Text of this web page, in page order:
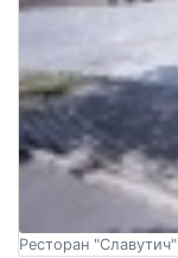
Ресторан "Славутич"